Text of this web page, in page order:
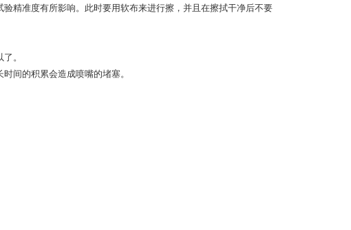
精准度有所影响。此时要用软布来进行擦，并且在擦拭干净后不要
。
间的积累会造成喷嘴的堵塞。